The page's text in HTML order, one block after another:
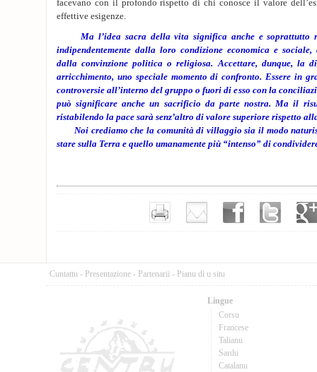
facevano con il profondo rispetto di chi conosce il valore
effettive esigenze.
Ma l’idea sacra della vita significa anche e soprattutto
indipendentemente dalla loro condizione economica e sociale,
dalla convinzione politica o religiosa. Accettare, dunque, la
arricchimento, uno speciale momento di confronto. Essere in
controversie all’interno del gruppo o fuori di esso con la
può significare anche un sacrificio da parte nostra. Ma il
ristabilendo la pace sarà senz’altro di valore superiore rispetto
Noi crediamo che la comunità di villaggio sia il modo
stare sulla Terra e quello umanamente più “intenso” di
Cuntattu - Presentazione - Partenarii - Pianu di u situ
Lingue
Corsu
Francese
Talianu
Sardu
Catalanu